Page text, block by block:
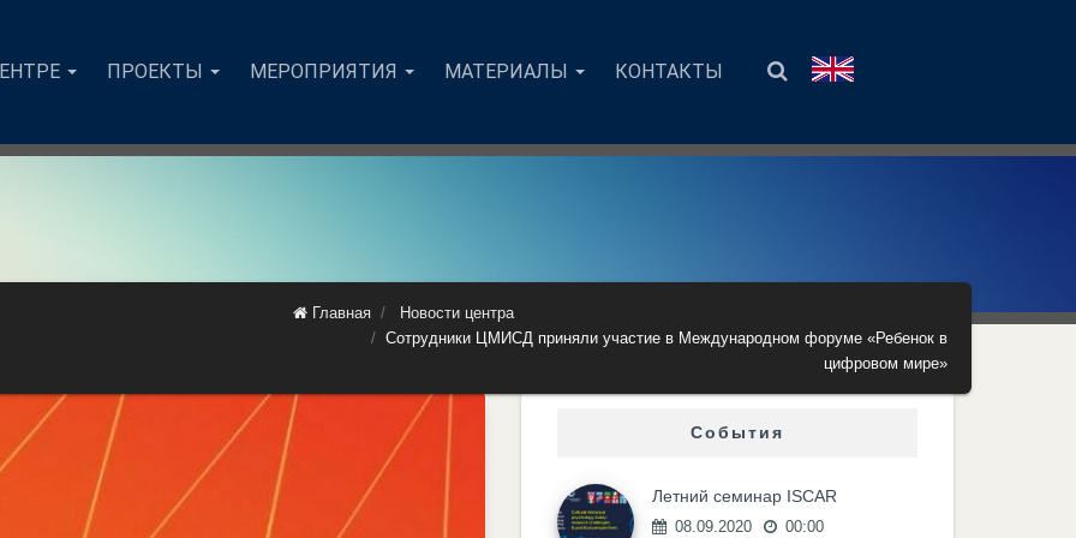
ПРОЕКТЫ МЕРОПРИЯТИЯ МАТЕРИАЛЫ КОНТАКТЫ
Главная
Новости центра
Сотрудники ЦМИСД приняли участие в Международном форуме «Ребенок в
цифровом мире»
События
Летний семинар ISCAR
08.09.2020 00:00